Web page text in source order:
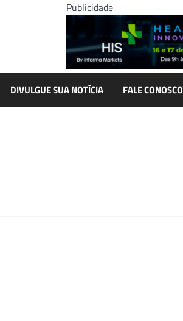
Publicidade
DIVULGUE SUA NOTÍCIA FALE CONOSCO